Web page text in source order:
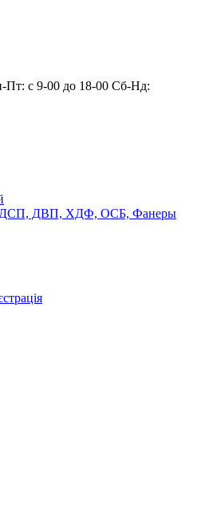
Пт: с 9-00 до 18-00 Сб-Нд:
ДСП, ДВП, ХДФ, ОСБ, Фанеры